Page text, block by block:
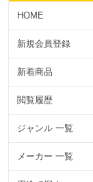
HOME
新規会員登録
新着商品
閲覧履歴
ジャンル 一覧
メーカー 一覧